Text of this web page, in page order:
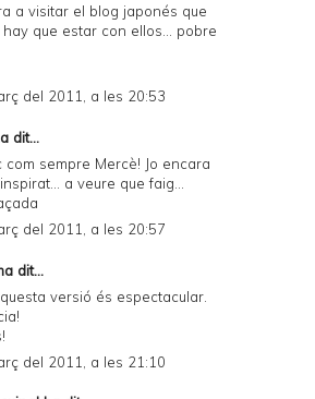
a visitar el blog japonés que
hay que estar con ellos... pobre
del 2011, a les 20:53
dit...
com sempre Mercè! Jo encara
a veure que faig...
del 2011, a les 20:57
dit...
versió és espectacular.
del 2011, a les 21:10